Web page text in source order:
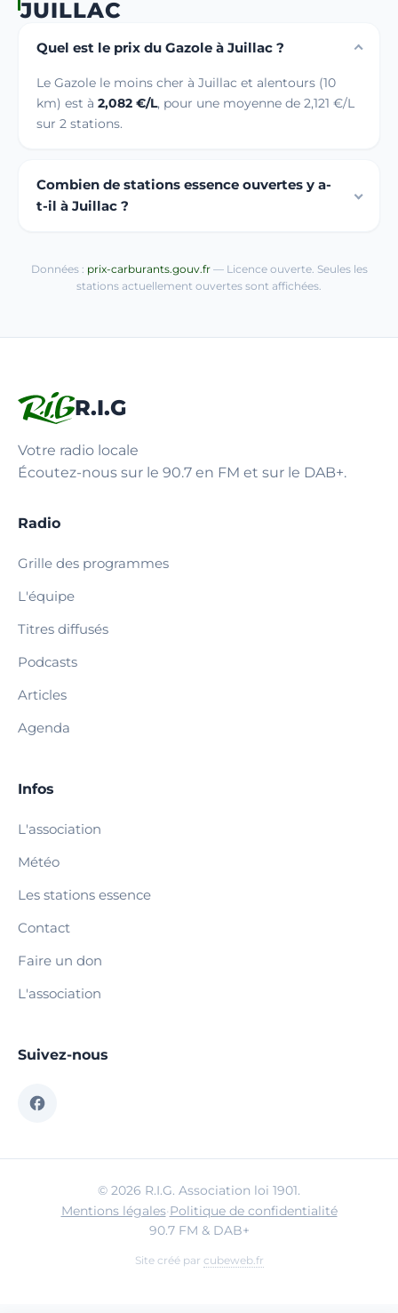
JUILLAC
Quel est le prix du Gazole à Juillac ?
Le Gazole le moins cher à Juillac et alentours (10
km) est à 2,082 €/L, pour une moyenne de 2,121 €/L
sur 2 stations.
Combien de stations essence ouvertes y a-
t-il à Juillac ?
Données : prix-carburants.gouv.fr— Licence ouverte. Seules les
stations actuellement ouvertes sont affichées.
R.I.G
Votre radio locale
Écoutez-nous sur le 90.7 en FM et sur le DAB+.
Radio
Grille des programmes
L'équipe
Titres diffusés
Podcasts
Articles
Agenda
Infos
L'association
Météo
Les stations essence
Contact
Faire un don
L'association
Suivez-nous
© 2026 R.I.G. Association loi 1901.
Mentions légales·Politique de confidentialité
90.7 FM & DAB+
Site créé par cubeweb.fr